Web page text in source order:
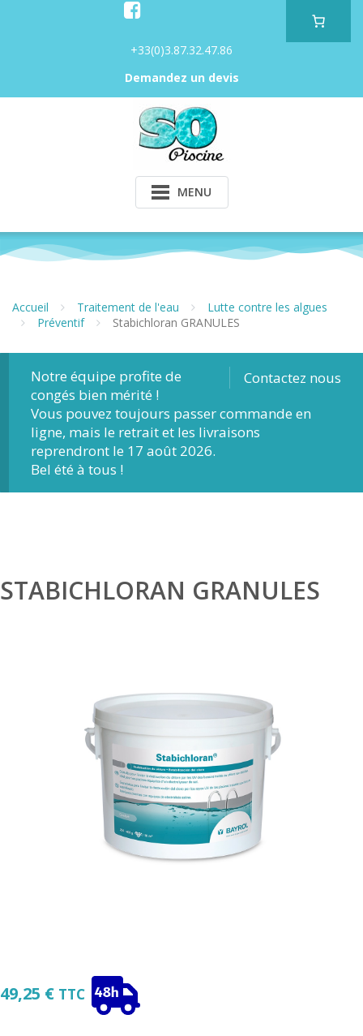
+33(0)3.87.32.47.86
Demandez un devis
MENU
Accueil Traitement de l'eau
Lutte contre les algues
Préventif
Stabichloran GRANULES
Contactez nous
Notre équipe profite de
congés bien mérité !
Vous pouvez toujours passer commande en
ligne, mais le retrait et les livraisons
reprendront le 17 août 2026.
Bel été à tous !
STABICHLORAN GRANULES
49,25 € TTC